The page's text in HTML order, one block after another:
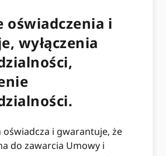
oświadczenia i
wyłączenia
oświadcza i gwarantuje, że
do zawarcia Umowy i